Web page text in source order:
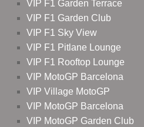
VIP F1 Garden Terrace
VIP F1 Garden Club
VIP F1 Sky View
VIP F1 Pitlane Lounge
VIP F1 Rooftop Lounge
VIP MotoGP Barcelona
VIP Village MotoGP
VIP MotoGP Barcelona
VIP MotoGP Garden Club